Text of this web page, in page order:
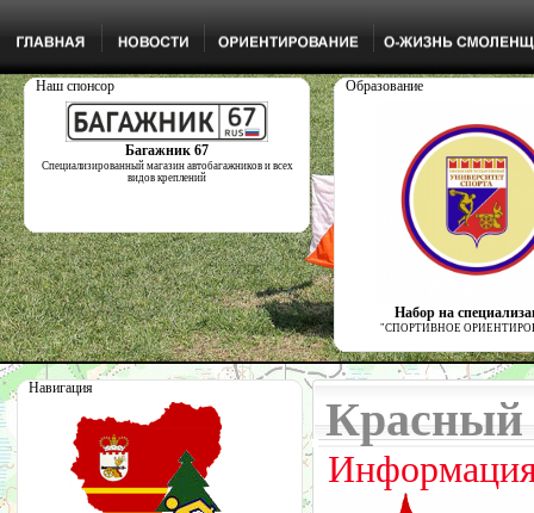
Наш спонсор
Багажник 67
Специализированный магазин автобагажников и всех
видов креплений
Образование
Набор на
"СПОРТИВНОЕ
Навигация
Красный